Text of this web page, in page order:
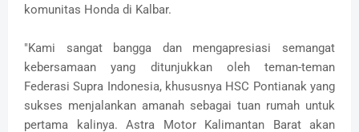
komunitas Honda di Kalbar.
"Kami sangat bangga dan mengapresiasi semangat
kebersamaan yang ditunjukkan oleh teman-teman
Federasi Supra Indonesia, khususnya HSC Pontianak yang
sukses menjalankan amanah sebagai tuan rumah untuk
pertama kalinya. Astra Motor Kalimantan Barat akan